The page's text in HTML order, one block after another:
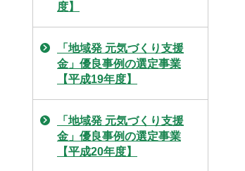
度】
「地域発 元気づくり支援
金」優良事例の選定事業
【平成19年度】
「地域発 元気づくり支援
金」優良事例の選定事業
【平成20年度】